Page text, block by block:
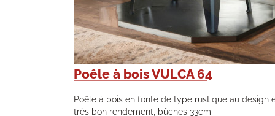
Poêle à bois VULCA 64
Poêle à bois en fonte de type rustique au design
très bon rendement, bûches 33cm